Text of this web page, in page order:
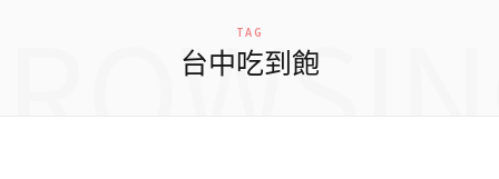
TAG
台中吃到飽